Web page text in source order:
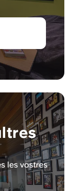
les vostres